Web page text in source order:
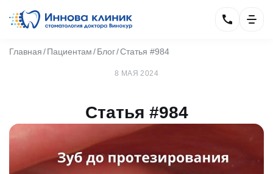
Главная Пациентам Блог Статья #984
8 МАЯ 2024
Статья #984